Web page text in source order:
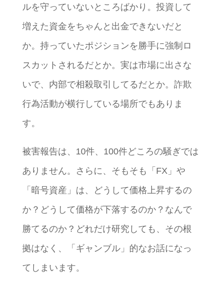
ルを守っていないところばかり。投資して
増えた資金をちゃんと出金できないだと
か。持っていたポジションを勝手に強制ロ
スカットされるだとか。実は市場に出さな
いで、内部で相殺取引してるだとか。詐欺
行為活動が横行している場所でもありま
す。
被害報告は、10件、100件どころの騒ぎでは
ありません。さらに、そもそも「FX」や
「暗号資産」は、どうして価格上昇するの
か？どうして価格が下落するのか？なんで
勝てるのか？どれだけ研究しても、その根
拠はなく、「ギャンブル」的なお話になっ
てしまいます。